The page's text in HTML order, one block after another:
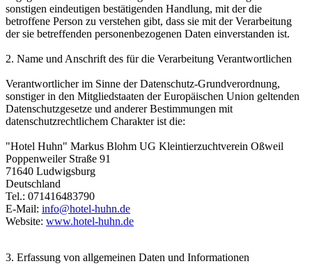
sonstigen eindeutigen bestätigenden Handlung, mit der die
betroffene Person zu verstehen gibt, dass sie mit der Verarbeitung
der sie betreffenden personenbezogenen Daten einverstanden ist.
2. Name und Anschrift des für die Verarbeitung Verantwortlichen
Verantwortlicher im Sinne der Datenschutz-Grundverordnung,
sonstiger in den Mitgliedstaaten der Europäischen Union geltenden
Datenschutzgesetze und anderer Bestimmungen mit
datenschutzrechtlichem Charakter ist die:
"Hotel Huhn" Markus Blohm UG Kleintierzuchtverein Oßweil
Poppenweiler Straße 91
71640 Ludwigsburg
Deutschland
Tel.: 071416483790
E-Mail: info@hotel-huhn.de
Website: www.hotel-huhn.de
3. Erfassung von allgemeinen Daten und Informationen